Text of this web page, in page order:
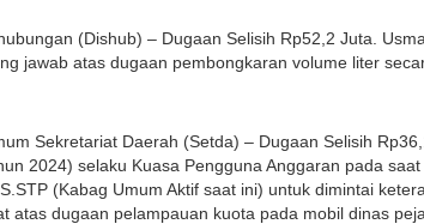
(Dishub) – Dugaan Selisih Rp52,2 Juta.
jawab atas dugaan pembongkaran volume liter
Sekretariat Daerah (Setda) – Dugaan Selisih
2024) selaku Kuasa Pengguna Anggaran pada
(Kabag Umum Aktif saat ini) untuk dimintai
atas dugaan pelampauan kuota pada mobil dinas